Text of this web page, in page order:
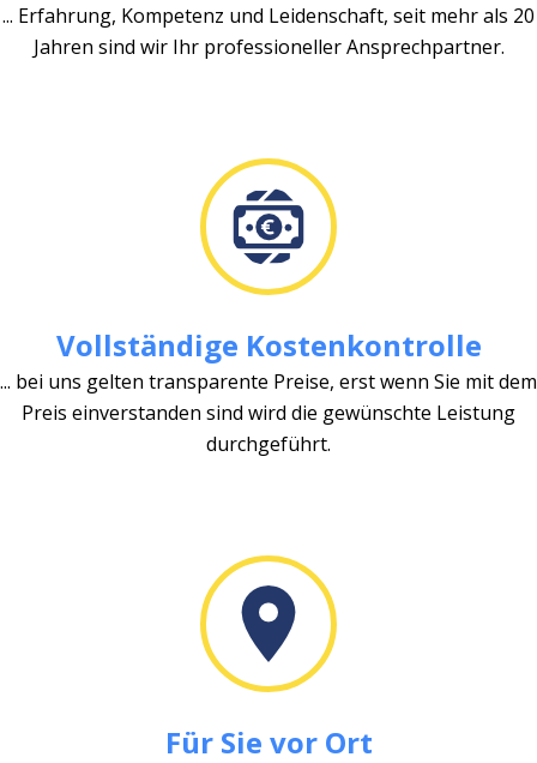
... Erfahrung, Kompetenz und Leidenschaft, seit mehr als 20
Jahren sind wir Ihr professioneller Ansprechpartner.
Vollständige Kostenkontrolle
... bei uns gelten transparente Preise, erst wenn Sie mit dem
Preis einverstanden sind wird die gewünschte Leistung
durchgeführt.
Für Sie vor Ort